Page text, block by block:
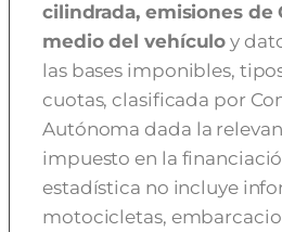
cilindrada, emisiones de
medio del vehículo y
las bases imponibles,
cuotas, clasificada por
Autónoma dada la
impuesto en la
estadística no incluye
motocicletas,